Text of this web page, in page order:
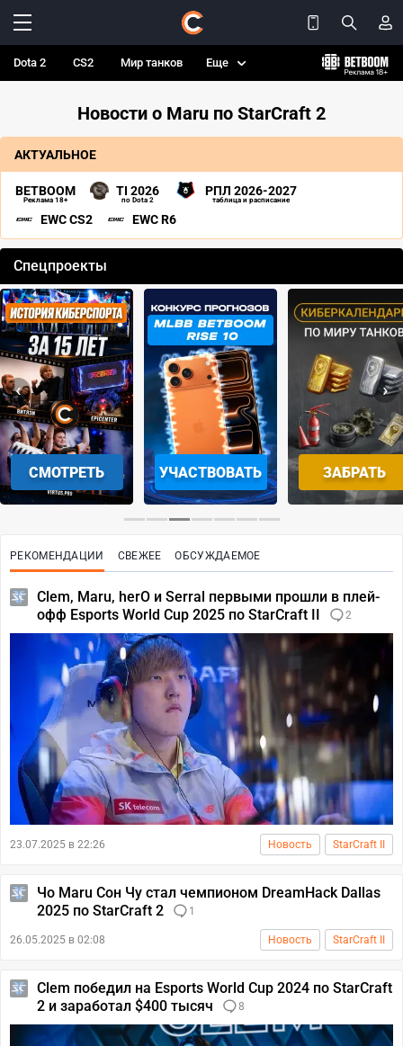
Dota 2 CS2 Мир танков Еще
Новости о Maru по StarCraft 2
АКТУАЛЬНОЕ
BETBOOM
Реклама 18+
TI 2026
по Dota 2
РПЛ 2026-2027
таблица и расписание
EWC CS2 EWC R6
Спецпроекты
СМОТРЕТЬ УЧАСТВОВАТЬ ЗАБРАТЬ
‹ ›
РЕКОМЕНДАЦИИ СВЕЖЕЕ ОБСУЖДАЕМОЕ
Clem, Maru, herO и Serral первыми прошли в плей-
офф Esports World Cup 2025 по StarCraft II
2
23.07.2025 в 22:26 Новость StarCraft II
Чо Maru Сон Чу стал чемпионом DreamHack Dallas
2025 по StarCraft 2
1
26.05.2025 в 02:08 Новость StarCraft II
Clem победил на Esports World Cup 2024 по StarCraft
2 и заработал $400 тысяч
8